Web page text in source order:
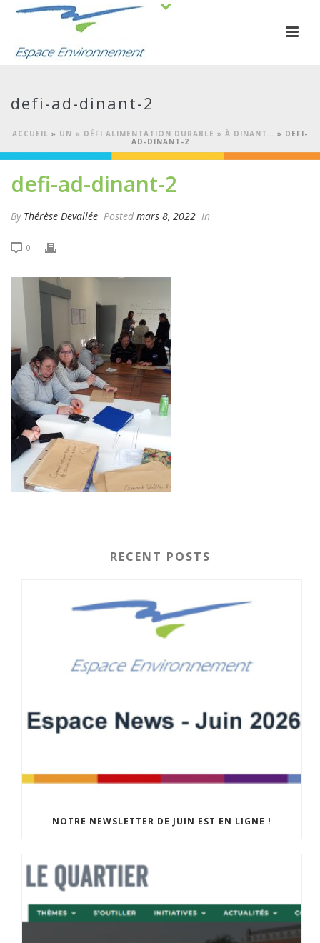
defi-ad-dinant-2
ACCUEIL » UN « DÉFI ALIMENTATION DURABLE » À DINANT… » DEFI-
AD-DINANT-2
defi-ad-dinant-2
By Thérèse Devallée Posted mars 8, 2022 In
0
RECENT POSTS
NOTRE NEWSLETTER DE JUIN EST EN LIGNE !